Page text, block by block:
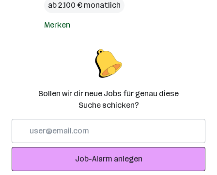
ab 2.100 € monatlich
Merken
Sollen wir dir neue Jobs für genau diese
Suche schicken?
Adresse
Job-Alarm anlegen